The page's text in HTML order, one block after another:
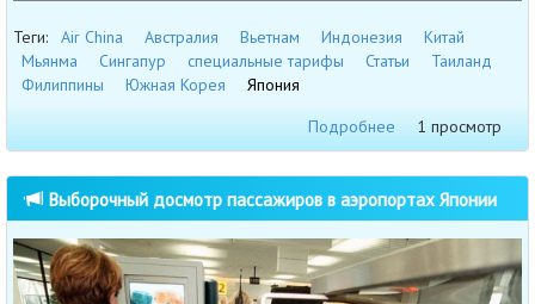
Теги: Air China Австралия Вьетнам Индонезия
Китай
Мьянма
Сингапур специальные тарифы Статьи
Таиланд
Филиппины
Южная Корея
Япония
Подробнее
1 просмотр
Выборочный досмотр пассажиров в аэропортах Японии